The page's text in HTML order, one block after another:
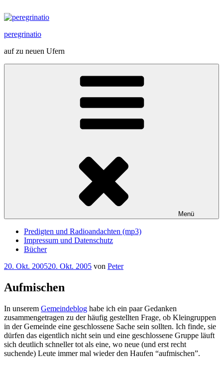
Inhalt
peregrinatio
auf zu neuen Ufern
Menü
Predigten und Radioandachten (mp3)
Impressum und Datenschutz
Bücher
Veröffentlicht
20. Okt. 200520. Okt. 2005 von Peter
Aufmischen
In unserem Gemeindeblog habe ich ein paar Gedanken
zusammengetragen zu der häufig gestellten Frage, ob Kleingruppen
in der Gemeinde eine geschlossene Sache sein sollten. Ich finde, sie
dürfen das eigentlich nicht sein und eine geschlossene Gruppe läuft
sich deutlich schneller tot als eine, wo neue (und erst recht
suchende) Leute immer mal wieder den Haufen “aufmischen”.